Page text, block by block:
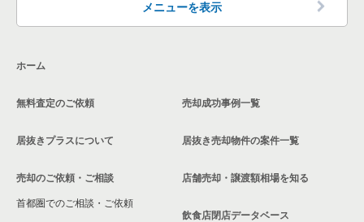
メニューを表示
ホーム
無料査定のご依頼
居抜きプラスについて
売却のご依頼・ご相談
首都圏でのご相談・ご依頼
売却成功事例一覧
居抜き売却物件の案件一覧
店舗売却・譲渡額相場を知る
飲食店閉店データベース